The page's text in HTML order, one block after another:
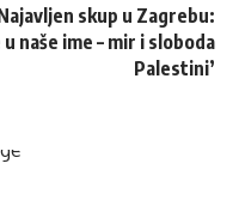
skup u Zagrebu:
u naše ime – mir i sloboda
Palestini’